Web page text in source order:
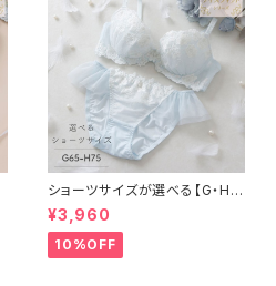
ショーツサイズが選べる【G・H】
シャルマン ブラ＆ショーツセット
¥3,960
10%OFF